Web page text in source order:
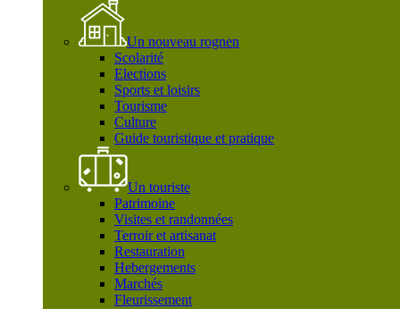
Un nouveau rognen
Scolarité
Elections
Sports et loisirs
Tourisme
Culture
Guide touristique et pratique
Un touriste
Patrimoine
Visites et randonnées
Terroir et artisanat
Restauration
Hebergements
Marchés
Fleurissement